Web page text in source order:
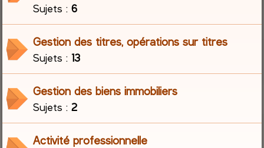
e
Sujets :6
Gestion des titres, opérations sur titres
Sujets :13
Gestion des biens immobiliers
Sujets :2
Activité professionnelle